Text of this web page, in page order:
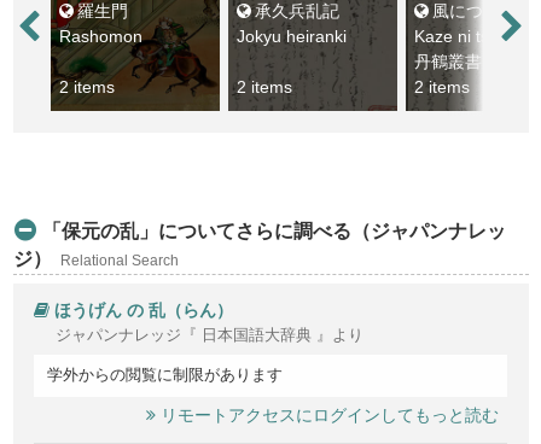
羅生門
Rashomon
2 items
承久兵乱記
Jokyu heiranki
2 items
風につれなき物語
丹鶴叢書：丁未
2 items
「保元の乱」についてさらに調べる（ジャパンナレッ
ジ）
Relational Search
ほうげん の 乱（らん）
ジャパンナレッジ『 日本国語大辞典 』より
学外からの閲覧に制限があります
リモートアクセスにログインしてもっと読む